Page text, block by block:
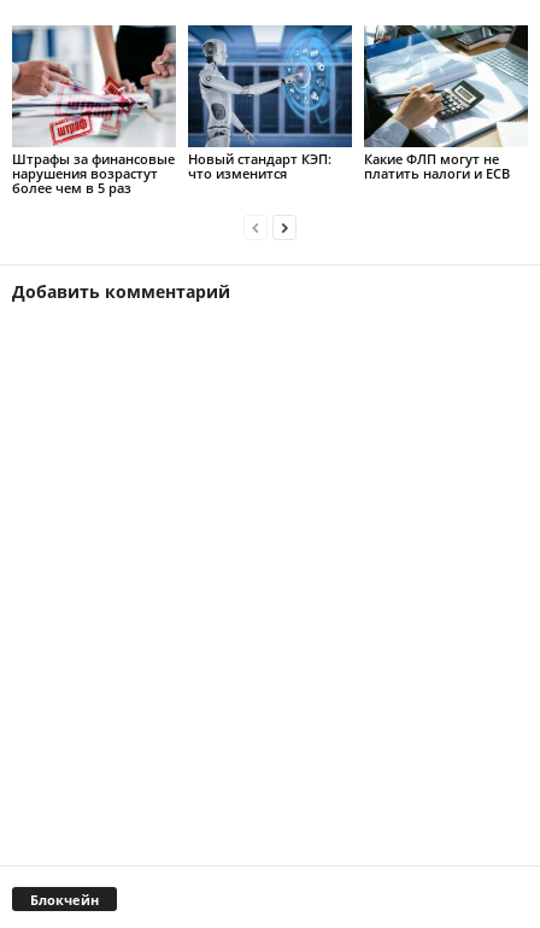
Штрафы за финансовые
нарушения возрастут
более чем в 5 раз
Новый стандарт КЭП:
что изменится
Какие ФЛП могут не
платить налоги и ЕСВ
Добавить комментарий
Блокчейн